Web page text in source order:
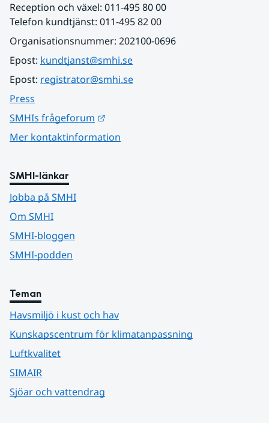
Reception och växel: 011-495 80 00
Telefon kundtjänst: 011-495 82 00
Organisationsnummer: 202100-0696
Epost: kundtjanst@smhi.se
Epost: registrator@smhi.se
Press
SMHIs frågeforum
Mer kontaktinformation
SMHI-länkar
Jobba på SMHI
Om SMHI
SMHI-bloggen
SMHI-podden
Teman
Havsmiljö i kust och hav
Kunskapscentrum för klimatanpassning
Luftkvalitet
SIMAIR
Sjöar och vattendrag